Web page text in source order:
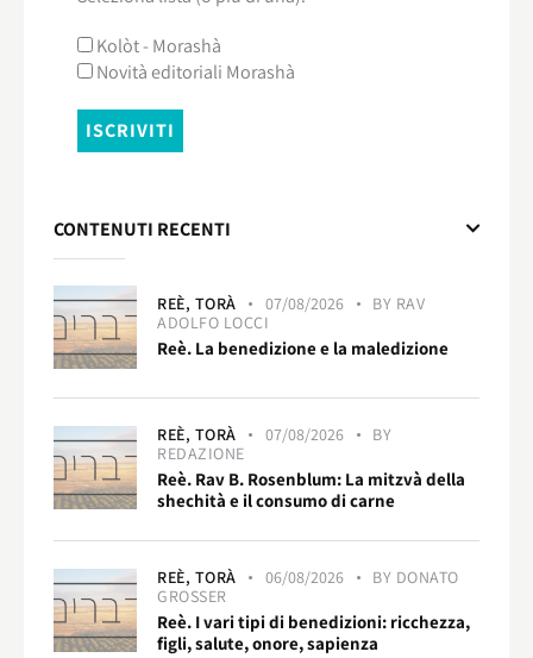
Kolòt - Morashà
Novità editoriali Morashà
CONTENUTI RECENTI
REÈ, TORÀ 07/08/2026 BY RAV
ADOLFO LOCCI
Reè. La benedizione e la maledizione
REÈ, TORÀ 07/08/2026
BY
REDAZIONE
Reè. Rav B. Rosenblum: La mitzvà della
shechità e il consumo di carne
REÈ, TORÀ 06/08/2026 BY DONATO
GROSSER
Reè. I vari tipi di benedizioni: ricchezza,
figli, salute, onore, sapienza